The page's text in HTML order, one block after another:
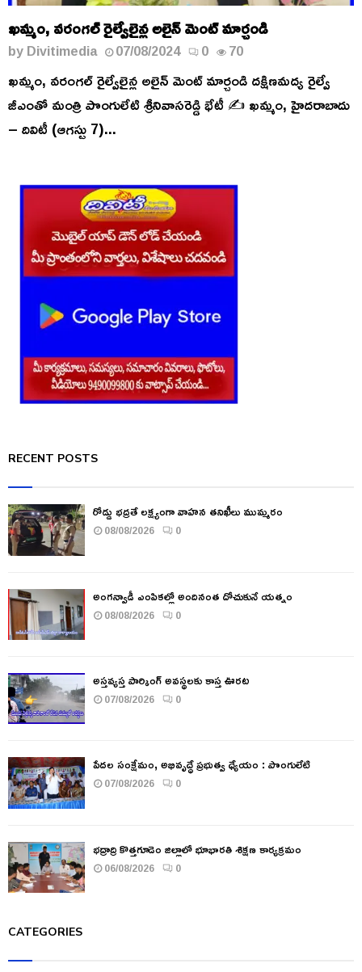
ఖమ్మం, వరంగల్ రైల్వేలైన్ల అలైన్ మెంట్ మార్చండి
byDivitimedia 07/08/2024 0 70
ఖమ్మం, వరంగల్ రైల్వేలైన్ల అలైన్ మెంట్ మార్చండి దక్షిణమద్య రైల్వే
జీఎంతో మంత్రి పొంగులేటి శ్రీనివాసరెడ్డి భేటీ ✍️ ఖమ్మం, హైదరాబాదు
– దివిటీ (ఆగస్టు 7)...
RECENT POSTS
రోడ్డు భద్రతే లక్ష్యంగా వాహన తనిఖీలు ముమ్మరం
08/08/2026 0
అంగన్వాడీ ఎంపికల్లో అందినంత దోచుకునే యత్నం
08/08/2026 0
అస్తవ్యస్త పార్కింగ్ అవస్థలకు కాస్త ఊరట
07/08/2026 0
పేదల సంక్షేమం, అభివృద్ధే ప్రభుత్వ ధ్యేయం : పొంగులేటి
07/08/2026 0
భద్రాద్రి కొత్తగూడెం జిల్లాలో భూభారతి శిక్షణ కార్యక్రమం
06/08/2026 0
CATEGORIES